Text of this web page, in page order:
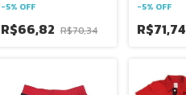
-5% OFF
R$66,82 R$70,34
-5% OFF
R$71,74